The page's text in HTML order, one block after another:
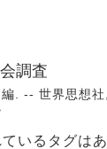
調査
. -- 世界思想社
いるタグは